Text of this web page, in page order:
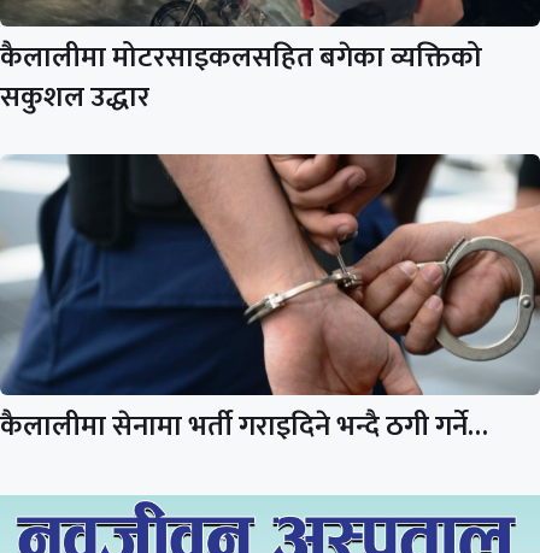
कैलालीमा मोटरसाइकलसहित बगेका व्यक्तिको
सकुशल उद्धार
कैलालीमा सेनामा भर्ती गराइदिने भन्दै ठगी गर्ने…